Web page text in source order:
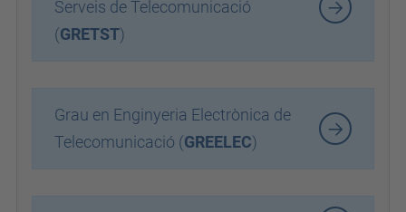
Serveis de Telecomunicació
(GRETST)
Grau en Enginyeria Electrònica de
Telecomunicació (GREELEC)